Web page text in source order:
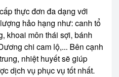
thực đơn đa dạng với
hảo hạng như: canh tổ
khoai môn thái sợi, bánh
chi cam lộ,... Bên cạnh
nhiệt huyết sẽ giúp
dịch vụ phục vụ tốt nhất.